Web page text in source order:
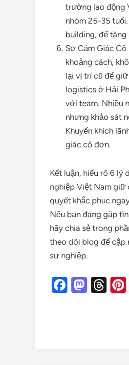
trường lao động
nhóm 25-35
building, để tăng
Sợ Cảm Giác
khoảng cách,
lại vị trí cũ để
logistics ở Hải
với team. Nhiều
nhưng khảo sát
Khuyến khích
giác cô đơn.
Kết luận, hiểu rõ 6 lý
nghiệp Việt Nam giữ
quyết khắc phục
Nếu bạn đang gặp
hãy chia sẻ trong
theo dõi blog để cập
sự nghiệp.